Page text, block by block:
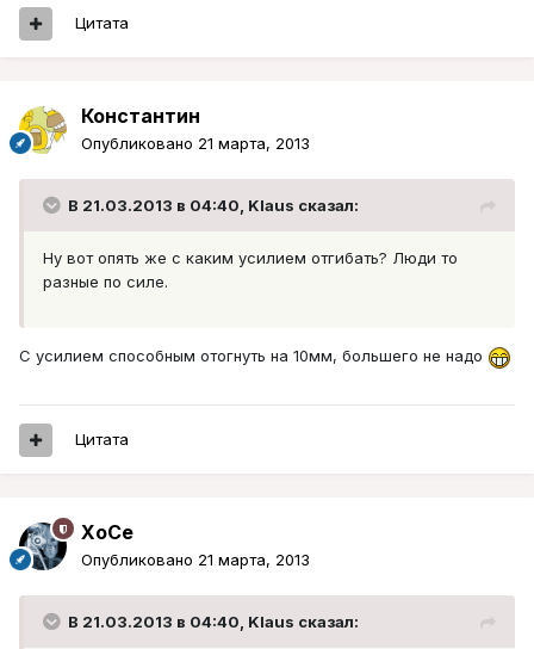
Цитата
Константин
Опубликовано 21 марта, 2013
В 21.03.2013 в 04:40, Klaus сказал:
Ну вот опять же с каким усилием отгибать? Люди то
разные по силе.
С усилием способным отогнуть на 10мм, большего не надо
Цитата
XoCe
Опубликовано 21 марта, 2013
В 21.03.2013 в 04:40, Klaus сказал: